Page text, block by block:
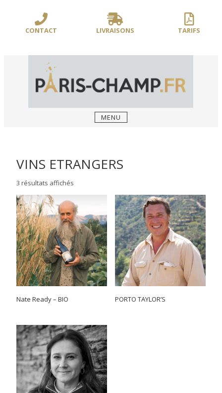
contenuCONTACT LIVRAISONS TARIFS
BOUSSOLE **/
MENU
VINS ETRANGERS
3 résultats affichés
Nate Ready – BIO PORTO TAYLOR’S